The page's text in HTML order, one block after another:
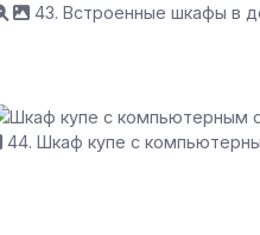
43. Встроенные шкафы в
44. Шкаф купе с